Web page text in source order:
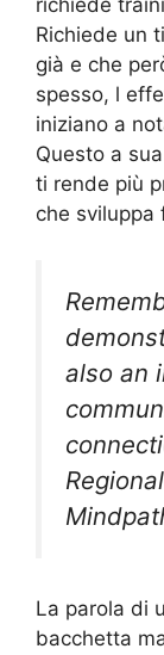
richiede
Richiede un
già e che
spesso, l
iniziano a
Questo a
ti rende più
che sviluppa
also an
La parola di
bacchetta